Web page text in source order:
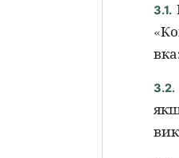
3.1.
3.2.